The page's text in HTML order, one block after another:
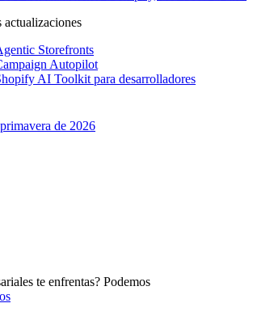
actualizaciones
Storefronts
Autopilot
AI Toolkit para desarrolladores
de 2026
te enfrentas? Podemos